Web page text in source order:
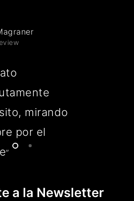
mirando
por el
”
a la Newsletter